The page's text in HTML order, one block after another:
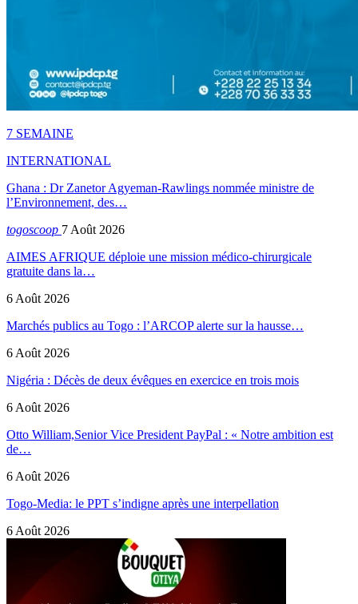
7 SEMAINE
INTERNATIONAL
Ghana : Dr Zanetor Agyeman-Rawlings nommée ministre de
l’Environnement, des…
togoscoop 7 Août 2026
AIMES AFRIQUE déploie une mission médico-chirurgicale
gratuite dans la…
6 Août 2026
Marchés publics au Togo : l’ARCOP alerte sur la hausse…
6 Août 2026
Nigéria : Décès de deux évêques en exercice en trois mois
6 Août 2026
Otto William,Senior Vice President PayPal : « Notre ambition est
de…
6 Août 2026
Togo-Media: le PPT s’indigne après une interpellation
6 Août 2026